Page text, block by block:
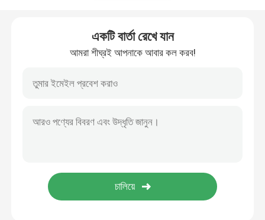
একটি বার্তা রেখে যান
আমরা শীঘ্রই আপনাকে আবার কল করব!